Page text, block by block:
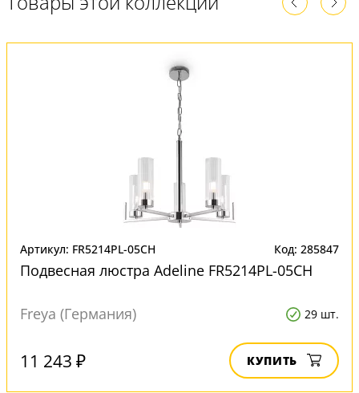
Артикул: FR5214PL-05CH Код: 285847
Подвесная люстра Adeline FR5214PL-05CH
Freya (Германия) 29 шт.
11 243 ₽ КУПИТЬ